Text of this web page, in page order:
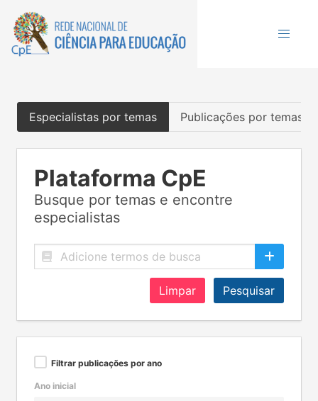
Especialistas por temas Publicações por temas
Plataforma CpE
Busque por temas e encontre
especialistas
Limpar Pesquisar
Filtrar publicações por ano
Ano inicial